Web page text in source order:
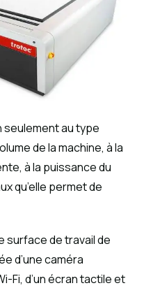
au type
de la machine, à la
à la puissance du
qu’elle permet de
surface de travail de
d’une caméra
Fi, d’un écran tactile et